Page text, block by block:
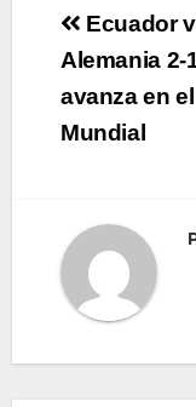
de
entradas
Ecuador
Alemania 2-
avanza en el
Mundial